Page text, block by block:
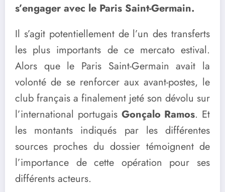
s’engager avec le Paris Saint-Germain.
Il s’agit potentiellement de l’un des transferts
les plus importants de ce mercato estival.
Alors que le Paris Saint-Germain avait la
volonté de se renforcer aux avant-postes, le
club français a finalement jeté son dévolu sur
l’international portugais Gonçalo Ramos. Et
les montants indiqués par les différentes
sources proches du dossier témoignent de
l’importance de cette opération pour ses
différents acteurs.